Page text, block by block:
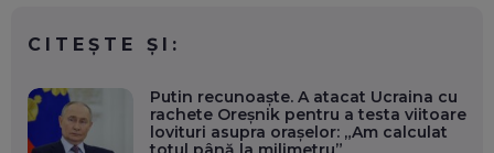
CITEȘTE ȘI:
Putin recunoaște. A atacat Ucraina cu
rachete Oreșnik pentru a testa viitoare
lovituri asupra orașelor: „Am calculat